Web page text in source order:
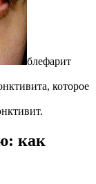
блефарит
которое
как